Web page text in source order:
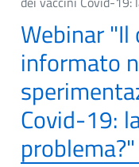
Webinar "Il
informato
Covid-19:
problema?"